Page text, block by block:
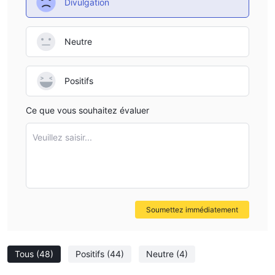
Tous (48) Positifs (44) Neutre (4)
Divulgation
Neutre
Positifs
Ce que vous souhaitez évaluer
Veuillez saisir...
Soumettez immédiatement